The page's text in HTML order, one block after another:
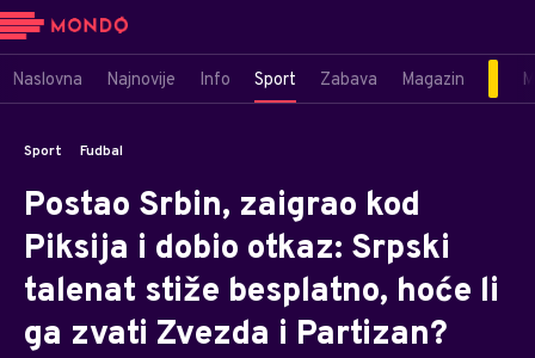
Naslovna Najnovije Info Sport Zabava Magazin
Sport Fudbal
Postao Srbin, zaigrao kod
Piksija i dobio otkaz: Srpski
talenat stiže besplatno, hoće li
ga zvati Zvezda i Partizan?